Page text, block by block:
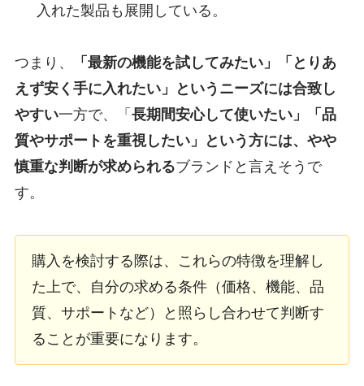
入れた製品も展開している。
つまり、
「最新の機能を試してみたい」「とりあ
えず安く手に入れたい」というニーズには合致し
やすい一方で、「 長期間安心して使いたい」「品
質やサポートを重視したい」という方には、やや
慎重な判断が求められるブランドと言えそうで
す。
購入を検討する際は、これらの特徴を理解し
た上で、自分の求める条件（価格、機能、品
質、サポートなど）と照らし合わせて判断す
ることが重要になります。